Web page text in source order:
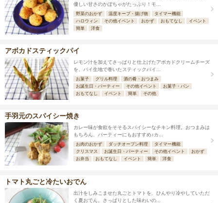
優しい甘さのかぼちゃがたっぷり！モ...
野菜のおかず 温度キープ・揚げ物
タイマー機能
ハロウィン
その他イベント おかず おもてなし
イベント
簡単
洋食
アボカドスティックパイ
レモン汁を加えてさっぱりと仕上げたアボカドクリームチーズ
を、パイ生地で巻いたスティックパイ...
お菓子 グリル料理
酒の肴・おつまみ
お誕生日・パーティー
その他イベント
お菓子・パン
おもてなし
イベント 簡単 その他
手羽元のスパイシー焼き
カレー味が食欲をそそるスパイシーなチキン料理。おつまみは
もちろん、パーティーにもおすすめ♪カ...
お肉のおかず ダッチオーブン料理
タイマー機能
クリスマス
お誕生日・パーティー その他イベント
おかず
お弁当
おもてなし イベント 簡単 洋食
トマト丸ごと冷たいおでん
出汁をしみこませた丸ごとトマトを、ひんやり冷やしていただ
く夏おでん。さっぱりとした味わいの...